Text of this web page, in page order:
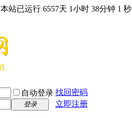
本站已运行 6557天 1小时 38分钟 1 秒
自动登录 找回密码
登录 立即注册